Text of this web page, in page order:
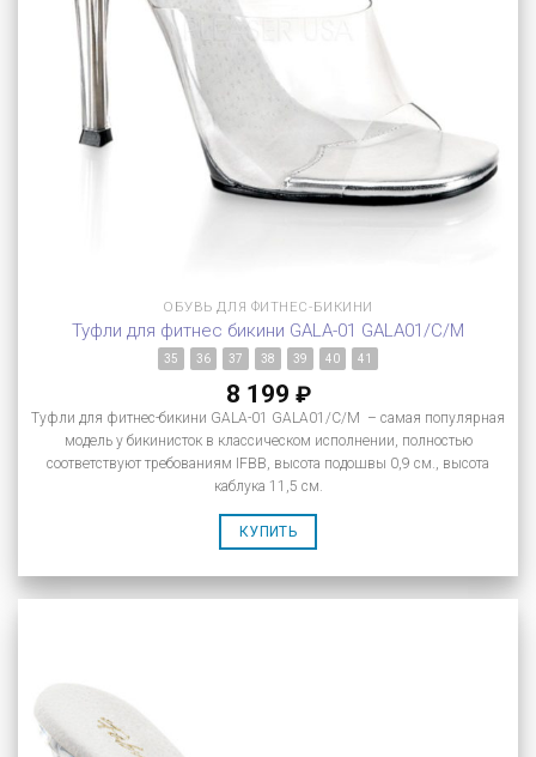
ОБУВЬ ДЛЯ ФИТНЕС-БИКИНИ
Туфли для фитнес бикини GALA-01 GALA01/C/M
35 36 37 38 39 40 41
8 199 ₽
Туфли для фитнес-бикини GALA-01 GALA01/C/M – самая популярная
модель у бикинисток в классическом исполнении, полностью
соответствуют требованиям IFBB, высота подошвы 0,9 см., высота
каблука 11,5 см.
КУПИТЬ